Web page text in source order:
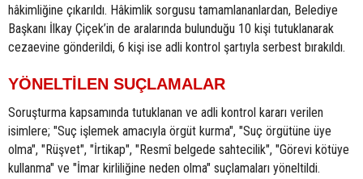
hâkimliğine çıkarıldı. Hâkimlik sorgusu tamamlananlardan, Belediye
Başkanı İlkay Çiçek’in de aralarında bulunduğu 10 kişi tutuklanarak
cezaevine gönderildi, 6 kişi ise adli kontrol şartıyla serbest bırakıldı.
YÖNELTİLEN SUÇLAMALAR
Soruşturma kapsamında tutuklanan ve adli kontrol kararı verilen
isimlere; "Suç işlemek amacıyla örgüt kurma", "Suç örgütüne üye
olma", "Rüşvet", "İrtikap", "Resmî belgede sahtecilik", "Görevi kötüye
kullanma" ve "İmar kirliliğine neden olma" suçlamaları yöneltildi.